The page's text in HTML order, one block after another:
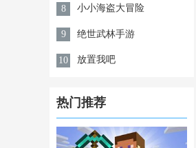
8 小小海盗大冒险
9 绝世武林手游
10 放置我吧
热门推荐